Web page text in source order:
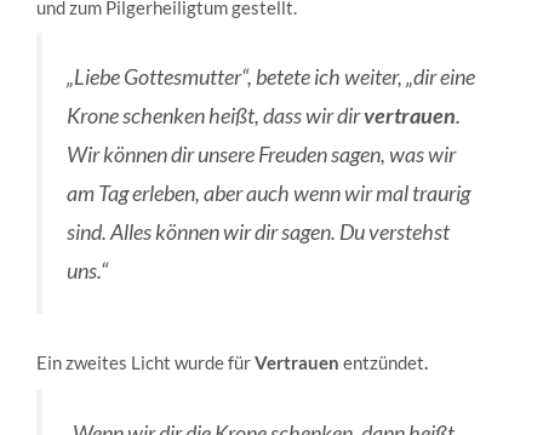
und zum Pilgerheiligtum gestellt.
„Liebe Gottesmutter“, betete ich weiter, „dir eine
Krone schenken heißt, dass wir dirvertrauen.
Wir können dir unsere Freuden sagen, was wir
am Tag erleben, aber auch wenn wir mal traurig
sind. Alles können wir dir sagen. Du verstehst
uns.“
Ein zweites Licht wurde fürVertrauen entzündet.